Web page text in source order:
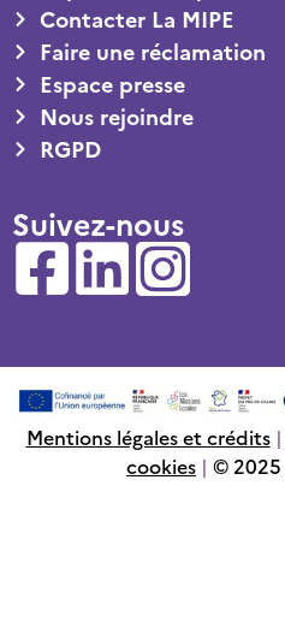
Contacter La MIPE
Faire une réclamation
Espace presse
Nous rejoindre
RGPD
Suivez-nous
Mentions légales et crédits |
cookies | © 2025